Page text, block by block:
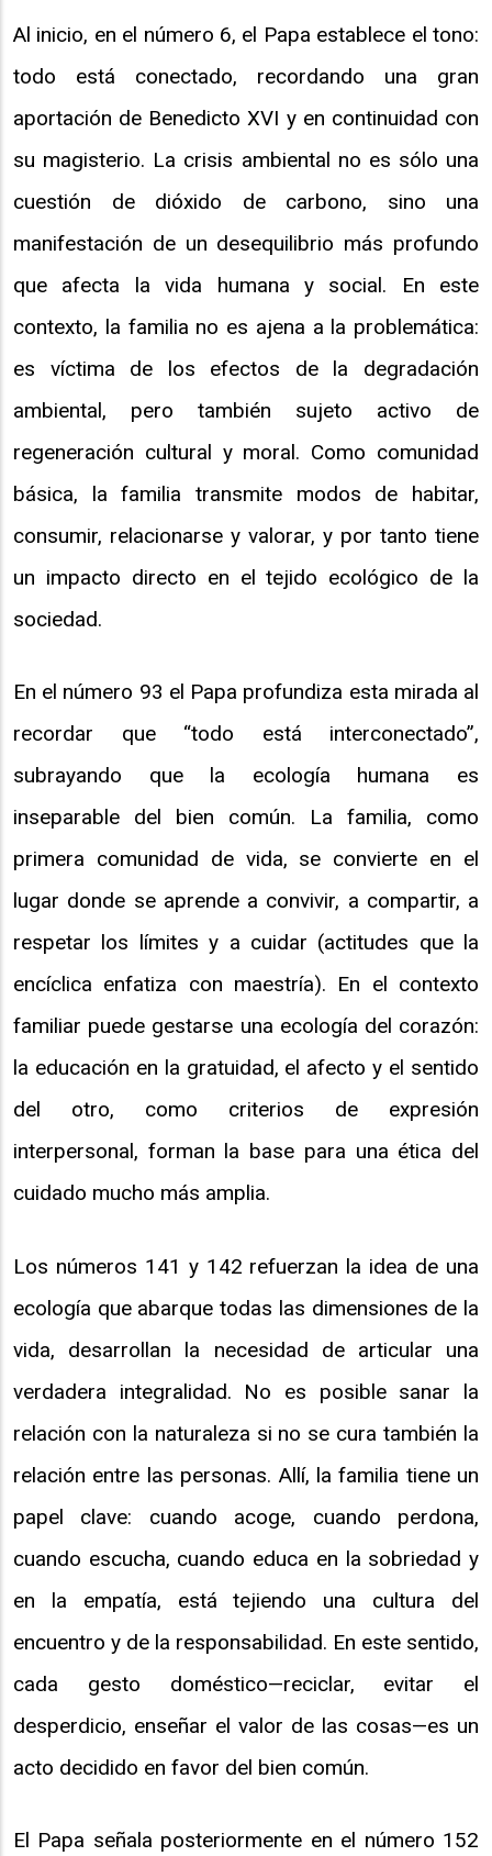
Al inicio, en el número 6, el Papa establece el tono:
todo está conectado, recordando una gran
aportación de Benedicto XVI y en continuidad con
su magisterio. La crisis ambiental no es sólo una
cuestión de dióxido de carbono, sino una
manifestación de un desequilibrio más profundo
que afecta la vida humana y social. En este
contexto, la familia no es ajena a la problemática:
es víctima de los efectos de la degradación
ambiental, pero también sujeto activo de
regeneración cultural y moral. Como comunidad
básica, la familia transmite modos de habitar,
consumir, relacionarse y valorar, y por tanto tiene
un impacto directo en el tejido ecológico de la
sociedad.
En el número 93 el Papa profundiza esta mirada al
recordar que “todo está interconectado”,
subrayando que la ecología humana es
inseparable del bien común. La familia, como
primera comunidad de vida, se convierte en el
lugar donde se aprende a convivir, a compartir, a
respetar los límites y a cuidar (actitudes que la
encíclica enfatiza con maestría). En el contexto
familiar puede gestarse una ecología del corazón:
la educación en la gratuidad, el afecto y el sentido
del otro, como criterios de expresión
interpersonal, forman la base para una ética del
cuidado mucho más amplia.
Los números 141 y 142 refuerzan la idea de una
ecología que abarque todas las dimensiones de la
vida, desarrollan la necesidad de articular una
verdadera integralidad. No es posible sanar la
relación con la naturaleza si no se cura también la
relación entre las personas. Allí, la familia tiene un
papel clave: cuando acoge, cuando perdona,
cuando escucha, cuando educa en la sobriedad y
en la empatía, está tejiendo una cultura del
encuentro y de la responsabilidad. En este sentido,
cada gesto doméstico—reciclar, evitar el
desperdicio, enseñar el valor de las cosas—es un
acto decidido en favor del bien común.
El Papa señala posteriormente en el número 152